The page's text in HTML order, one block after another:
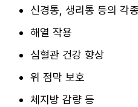
신경통, 생리통 등의 각
해열 작용
심혈관 건강 향상
위 점막 보호
체지방 감량 등